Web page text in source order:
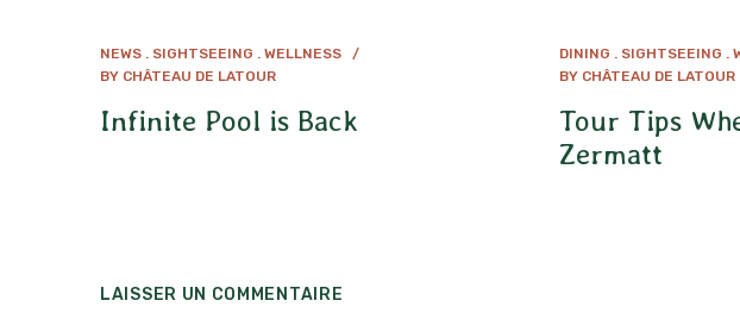
NEWS SIGHTSEEING
WELLNESS
BY CHÂTEAU DE LATOUR
Infinite Pool is Back
DINING SIGHTSEEING
BY CHÂTEAU DE LATOUR
Tour Tips
Zermatt
LAISSER UN COMMENTAIRE